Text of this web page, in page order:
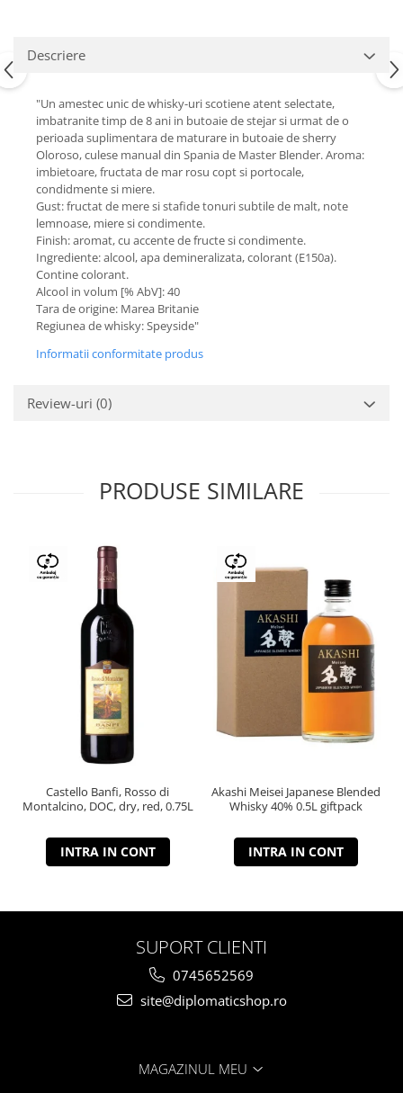
Descriere
"Un amestec unic de whisky-uri scotiene atent selectate,
imbatranite timp de 8 ani in butoaie de stejar si urmat de o
perioada suplimentara de maturare in butoaie de sherry
Oloroso, culese manual din Spania de Master Blender. Aroma:
imbietoare, fructata de mar rosu copt si portocale,
condidmente si miere.
Gust: fructat de mere si stafide tonuri subtile de malt, note
lemnoase, miere si condimente.
Finish: aromat, cu accente de fructe si condimente.
Ingrediente: alcool, apa demineralizata, colorant (E150a).
Contine colorant.
Alcool in volum [% AbV]: 40
Tara de origine: Marea Britanie
Regiunea de whisky: Speyside"
Informatii conformitate produs
Review-uri (0)
PRODUSE SIMILARE
Castello Banfi, Rosso di
Montalcino, DOC, dry, red, 0.75L
INTRA IN CONT
Akashi Meisei Japanese Blended
Whisky 40% 0.5L giftpack
INTRA IN CONT
SUPORT CLIENTI
0745652569
site@diplomaticshop.ro
MAGAZINUL MEU